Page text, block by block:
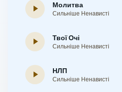
play_arrow Молитва
Сильніше Ненависті
play_arrow Твої Очі
Сильніше Ненависті
play_arrow НЛП
Сильніше Ненависті